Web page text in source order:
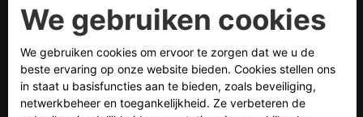
REMSCHIJVEN
Wanneer het pedaal wordt ingedrukt, worden de
remblokken tegen de remschijf gedrukt en begint de
auto te vertragen. Remschijven moeten daarom